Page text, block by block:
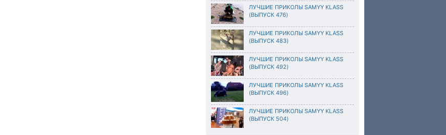
ЛУЧШИЕ ПРИКОЛЫ SAMYY KLASS
(ВЫПУСК 476)
ЛУЧШИЕ ПРИКОЛЫ SAMYY KLASS
(ВЫПУСК 483)
ЛУЧШИЕ ПРИКОЛЫ SAMYY KLASS
(ВЫПУСК 492)
ЛУЧШИЕ ПРИКОЛЫ SAMYY KLASS
(ВЫПУСК 496)
ЛУЧШИЕ ПРИКОЛЫ SAMYY KLASS
(ВЫПУСК 504)